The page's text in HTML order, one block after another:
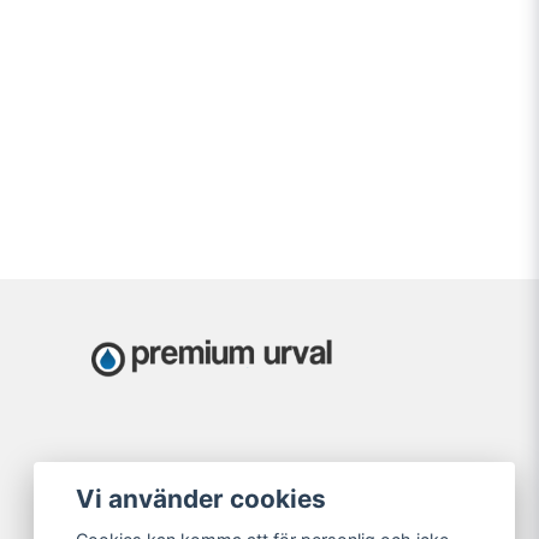
Vi använder cookies